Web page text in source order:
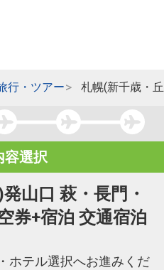
行・ツアー 札幌(新千歳・
容選択
山口 萩・長門・
券+宿泊 交通宿泊
ホテル選択へお進みくだ